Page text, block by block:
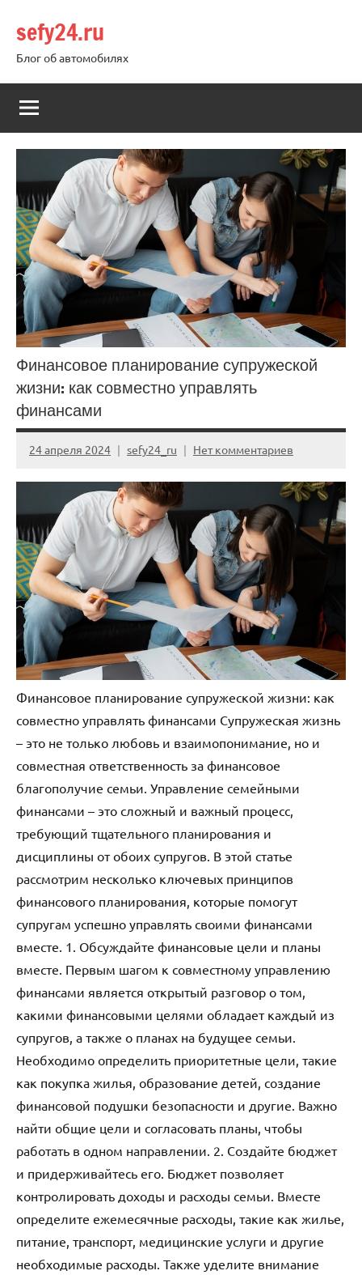
содержимому
sefy24.ru
Блог об автомобилях
Финансовое планирование супружеской
жизни: как совместно управлять
финансами
24 апреля 2024 sefy24_ru Нет комментариев
Финансовое планирование супружеской жизни: как
совместно управлять финансами Супружеская жизнь
– это не только любовь и взаимопонимание, но и
совместная ответственность за финансовое
благополучие семьи. Управление семейными
финансами – это сложный и важный процесс,
требующий тщательного планирования и
дисциплины от обоих супругов. В этой статье
рассмотрим несколько ключевых принципов
финансового планирования, которые помогут
супругам успешно управлять своими финансами
вместе. 1. Обсуждайте финансовые цели и планы
вместе. Первым шагом к совместному управлению
финансами является открытый разговор о том,
какими финансовыми целями обладает каждый из
супругов, а также о планах на будущее семьи.
Необходимо определить приоритетные цели, такие
как покупка жилья, образование детей, создание
финансовой подушки безопасности и другие. Важно
найти общие цели и согласовать планы, чтобы
работать в одном направлении. 2. Создайте бюджет
и придерживайтесь его. Бюджет позволяет
контролировать доходы и расходы семьи. Вместе
определите ежемесячные расходы, такие как жилье,
питание, транспорт, медицинские услуги и другие
необходимые расходы. Также уделите внимание